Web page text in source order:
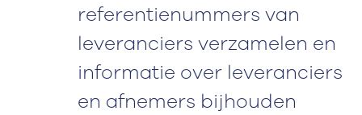
referentienummers van
leveranciers verzamelen en
informatie over leveranciers
en afnemers bijhouden